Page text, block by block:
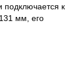
к
мм, его